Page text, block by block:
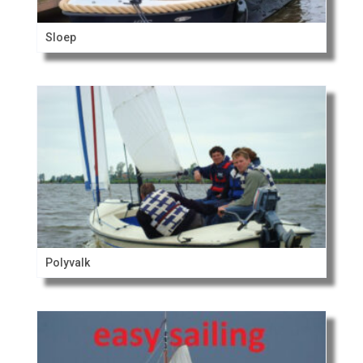
Sloep
Polyvalk